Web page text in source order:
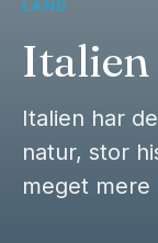
LAND
Italien
Italien har
natur, stor
meget mere